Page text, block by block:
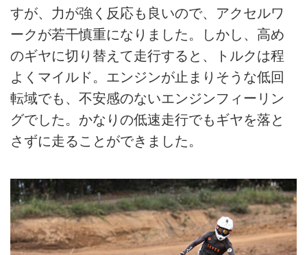
すが、力が強く反応も良いので、アクセルワ
ークが若干慎重になりました。しかし、高め
のギヤに切り替えて走行すると、トルクは程
よくマイルド。エンジンが止まりそうな低回
転域でも、不安感のないエンジンフィーリン
グでした。かなりの低速走行でもギヤを落と
さずに走ることができました。